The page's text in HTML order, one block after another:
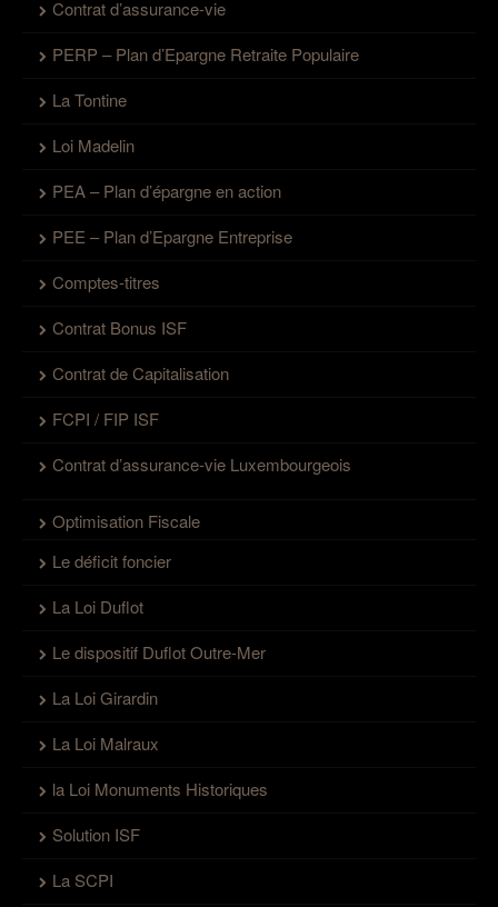
Contrat d’assurance-vie
PERP – Plan d’Epargne Retraite Populaire
La Tontine
Loi Madelin
PEA – Plan d’épargne en action
PEE – Plan d’Epargne Entreprise
Comptes-titres
Contrat Bonus ISF
Contrat de Capitalisation
FCPI / FIP ISF
Contrat d’assurance-vie Luxembourgeois
Optimisation Fiscale
Le déficit foncier
La Loi Duflot
Le dispositif Duflot Outre-Mer
La Loi Girardin
La Loi Malraux
la Loi Monuments Historiques
Solution ISF
La SCPI